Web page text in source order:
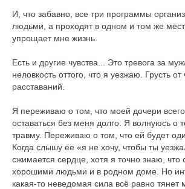
И, что забавно, все три программы
людьми, а проходят в одном и том же
упрощает мне жизнь.
Есть и другие чувства... Это тревога за
неловкость оттого, что я уезжаю. Грусть от
расставаний.
Я переживаю о том, что моей дочери
оставаться без меня долго. Я волнуюсь о
травму. Переживаю о том, что ей будет
Когда слышу ее «я не хочу, чтобы ты
сжимается сердце, хотя я точно знаю, что
хорошими людьми и в родном доме. Но
какая-то неведомая сила всё равно тянет